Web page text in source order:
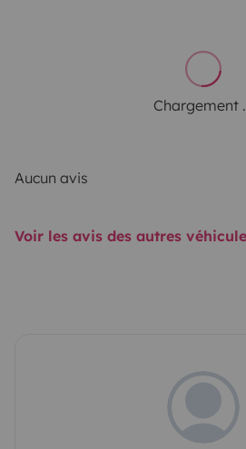
Chargement
Aucun avis
Voir les avis des autres